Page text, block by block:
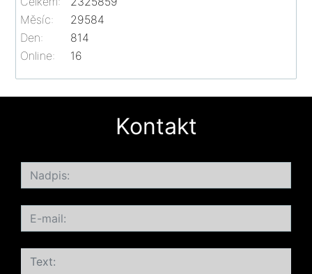
Online: 16
Měsíc:
29584
Den:
814
Kontakt